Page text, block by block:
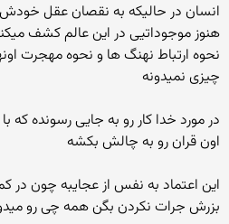
انسان در حالیکه به نقصان عقل خودش
هنوز موجوداتیی در این عالم کشف
نحوه ارتباط نهنگ ها و نحوه مهجرت
چیزی نمیدونه
در مورد خدا کار رو به جایی رسونده
اون قران رو به چالش بکشه
این اعتماد به نفس از عجایبه چون در
بزرش جرات نکردن بگن همه چی رو